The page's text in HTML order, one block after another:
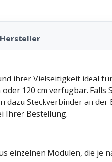
Hersteller
ihrer Vielseitigkeit ideal
120 cm verfügbar. Falls
dazu Steckverbinder an der
Ihrer Bestellung.
einzelnen Modulen, die je